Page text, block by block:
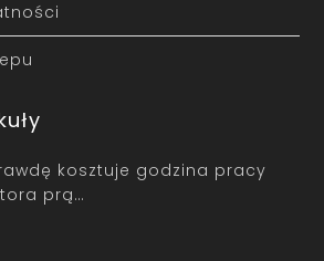
kosztuje godzina pracy
prą…